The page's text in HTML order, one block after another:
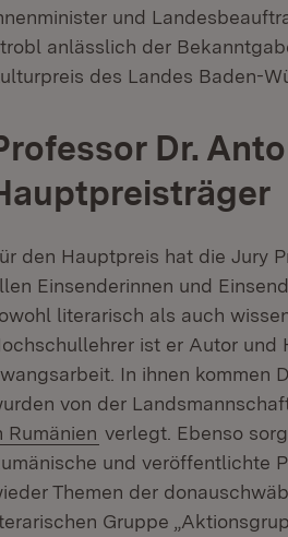
und
anlässlich der
des Landes Baden-
Dr.
den Hauptpreis hat die Jury
Einsenderinnen und
literarisch als auch
ist er Autor und
In ihnen kommen
von der
Rumänien (Öffnet in neuem
verlegt. Ebenso
und veröffentlichte
Themen der
Gruppe